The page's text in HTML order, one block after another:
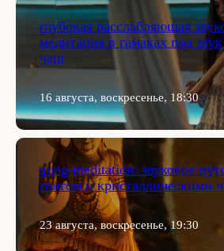
глубокая расслабляющая
медитация в гамаках под
чаш
16 августа, воскресенье, 18:30
gong-meditation: звуковое
гонгом и кристаллическими
23 августа, воскресенье, 19:30